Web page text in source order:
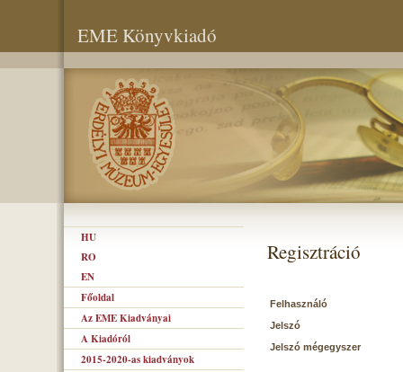
EME Könyvkiadó
HU
RO
EN
Főoldal
Az EME Kiadványai
A Kiadóról
2015-2020-as kiadványok
Regisztráció
Felhasználó
Jelszó
Jelszó mégegyszer